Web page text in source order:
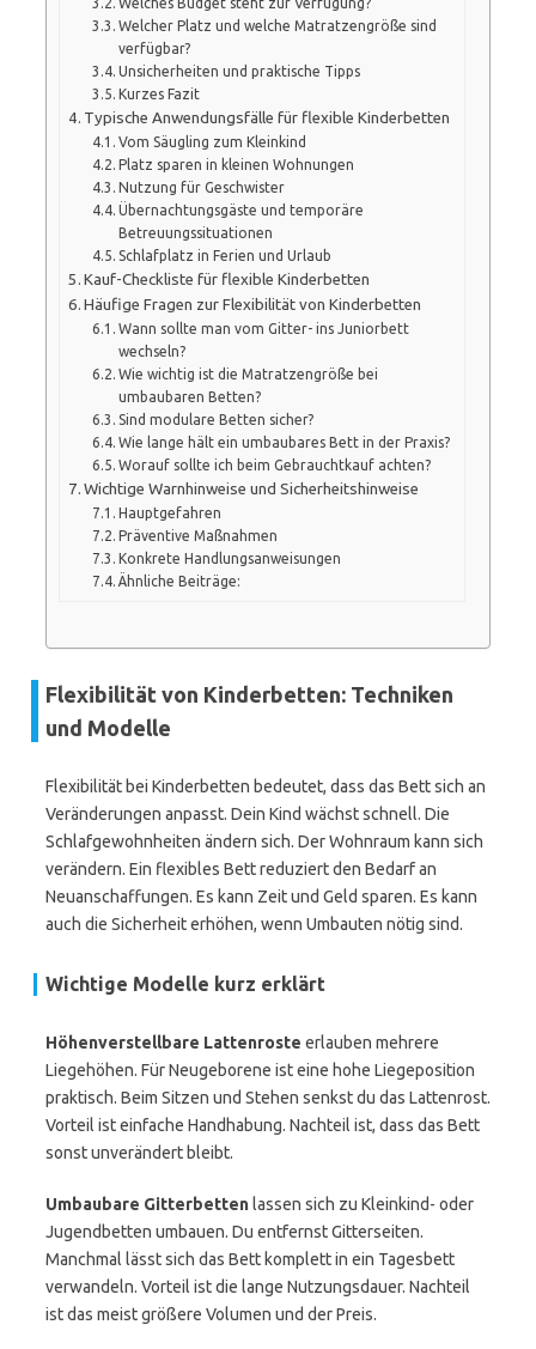
Welcher Platz und welche Matratzengröße sind
verfügbar?
Unsicherheiten und praktische Tipps
Kurzes Fazit
Typische Anwendungsfälle für flexible Kinderbetten
Vom Säugling zum Kleinkind
Platz sparen in kleinen Wohnungen
Nutzung für Geschwister
Übernachtungsgäste und temporäre
Betreuungssituationen
Schlafplatz in Ferien und Urlaub
Kauf-Checkliste für flexible Kinderbetten
Häufige Fragen zur Flexibilität von Kinderbetten
Wann sollte man vom Gitter- ins Juniorbett
wechseln?
Wie wichtig ist die Matratzengröße bei
umbaubaren Betten?
Sind modulare Betten sicher?
Wie lange hält ein umbaubares Bett in der Praxis?
Worauf sollte ich beim Gebrauchtkauf achten?
Wichtige Warnhinweise und Sicherheitshinweise
Hauptgefahren
Präventive Maßnahmen
Konkrete Handlungsanweisungen
Ähnliche Beiträge:
Flexibilität von Kinderbetten: Techniken
und Modelle
Flexibilität bei Kinderbetten bedeutet, dass das Bett sich an
Veränderungen anpasst. Dein Kind wächst schnell. Die
Schlafgewohnheiten ändern sich. Der Wohnraum kann sich
verändern. Ein flexibles Bett reduziert den Bedarf an
Neuanschaffungen. Es kann Zeit und Geld sparen. Es kann
auch die Sicherheit erhöhen, wenn Umbauten nötig sind.
Wichtige Modelle kurz erklärt
Höhenverstellbare Lattenroste erlauben mehrere
Liegehöhen. Für Neugeborene ist eine hohe Liegeposition
praktisch. Beim Sitzen und Stehen senkst du das Lattenrost.
Vorteil ist einfache Handhabung. Nachteil ist, dass das Bett
sonst unverändert bleibt.
Umbaubare Gitterbetten lassen sich zu Kleinkind- oder
Jugendbetten umbauen. Du entfernst Gitterseiten.
Manchmal lässt sich das Bett komplett in ein Tagesbett
verwandeln. Vorteil ist die lange Nutzungsdauer. Nachteil
ist das meist größere Volumen und der Preis.